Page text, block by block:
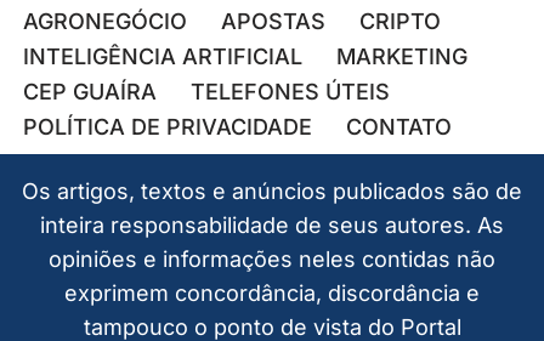
AGRONEGÓCIO APOSTAS
CRIPTO
INTELIGÊNCIA ARTIFICIAL
MARKETING
CEP GUAÍRA
TELEFONES ÚTEIS
POLÍTICA DE PRIVACIDADE
CONTATO
Os artigos, textos e anúncios publicados são de
inteira responsabilidade de seus autores. As
opiniões e informações neles contidas não
exprimem concordância, discordância e
tampouco o ponto de vista do Portal